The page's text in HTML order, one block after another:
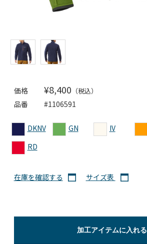
価格 ¥8,400 （税込）
品番 #1106591
DKNV GN IV
RD
在庫を確認する サイズ表
加工アイテムに入れる